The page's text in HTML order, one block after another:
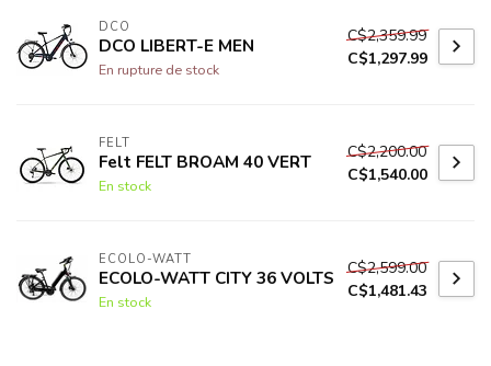
DCO
DCO LIBERT-E MEN
En rupture de stock
C$2,359.99
C$1,297.99
FELT
Felt FELT BROAM 40 VERT
En stock
C$2,200.00
C$1,540.00
ECOLO-WATT
ECOLO-WATT CITY 36 VOLTS
En stock
C$2,599.00
C$1,481.43